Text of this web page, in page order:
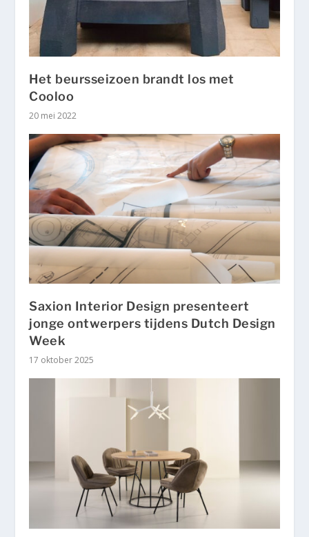
Het beursseizoen brandt los met
Cooloo
20 mei 2022
Saxion Interior Design presenteert
jonge ontwerpers tijdens Dutch Design
Week
17 oktober 2025